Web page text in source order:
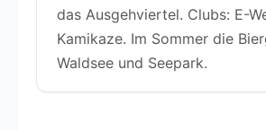
das Ausgehviertel. Clubs: E-
Kamikaze. Im Sommer die
Waldsee und Seepark.